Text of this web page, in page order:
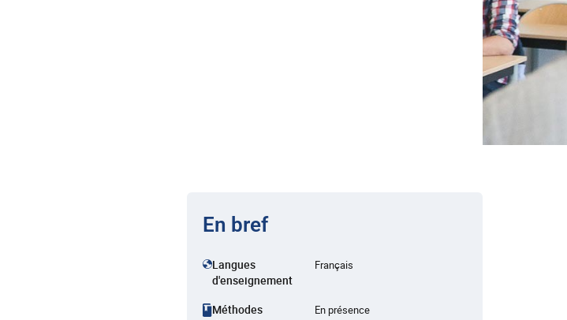
En bref
Langues
d'enseignement
Français
Méthodes
En présence